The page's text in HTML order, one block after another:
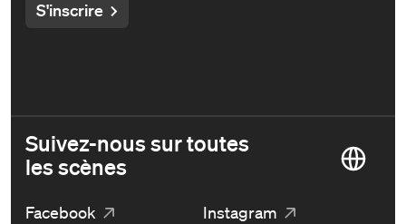
S'inscrire
Suivez-nous sur toutes
les scènes
Facebook
Instagram